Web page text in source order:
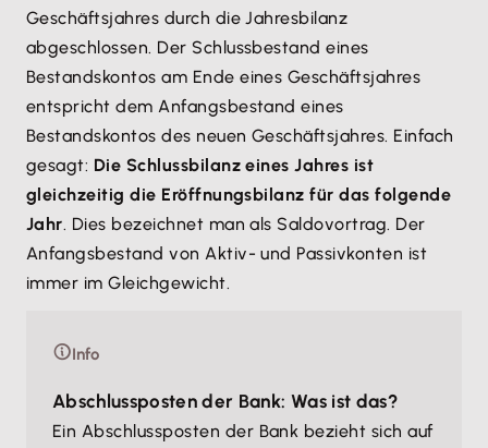
Geschäftsjahres durch die Jahresbilanz
abgeschlossen. Der Schlussbestand eines
Bestandskontos am Ende eines Geschäftsjahres
entspricht dem Anfangsbestand eines
Bestandskontos des neuen Geschäftsjahres. Einfach
gesagt: Die Schlussbilanz eines Jahres ist
gleichzeitig die Eröffnungsbilanz für das folgende
Jahr. Dies bezeichnet man als Saldovortrag. Der
Anfangsbestand von Aktiv- und Passivkonten ist
immer im Gleichgewicht.
Info
Abschlussposten der Bank: Was ist das?
Ein Abschlussposten der Bank bezieht sich auf